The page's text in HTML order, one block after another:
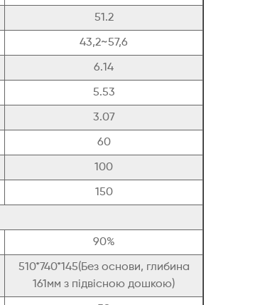
51.2
43,2~57,6
6.14
5.53
3.07
60
100
150
90%
510*740*145(Без основи, глибина
161мм з підвісною дошкою)